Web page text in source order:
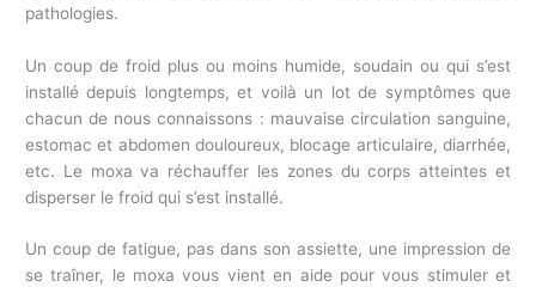
pathologies.
Un coup de froid plus ou moins humide, soudain ou qui s’est
installé depuis longtemps, et voilà un lot de symptômes que
chacun de nous connaissons : mauvaise circulation sanguine,
estomac et abdomen douloureux, blocage articulaire, diarrhée,
etc. Le moxa va réchauffer les zones du corps atteintes et
disperser le froid qui s’est installé.
Un coup de fatigue, pas dans son assiette, une impression de
se traîner, le moxa vous vient en aide pour vous stimuler et